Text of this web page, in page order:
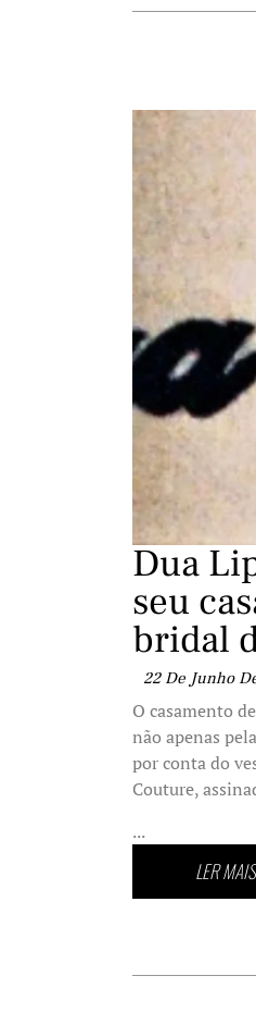
Dua
seu
bridal
22 De Junho
O casamento
não apenas
por conta do
Couture,
...
LER